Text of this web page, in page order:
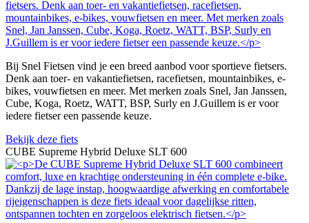
Bij Snel Fietsen vind je een breed aanbod voor sportieve fietsers.
Denk aan toer- en vakantiefietsen, racefietsen, mountainbikes, e-
bikes, vouwfietsen en meer. Met merken zoals Snel, Jan Janssen,
Cube, Koga, Roetz, WATT, BSP, Surly en J.Guillem is er voor
iedere fietser een passende keuze.
Bekijk deze fiets
CUBE Supreme Hybrid Deluxe SLT 600